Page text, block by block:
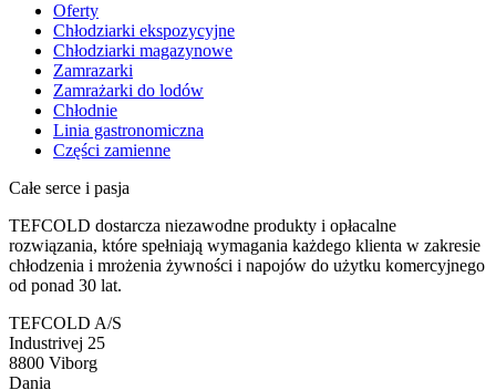
Oferty
Chłodziarki ekspozycyjne
Chłodziarki magazynowe
Zamrazarki
Zamrażarki do lodów
Chłodnie
Linia gastronomiczna
Części zamienne
Całe serce i pasja
TEFCOLD dostarcza niezawodne produkty i opłacalne
rozwiązania, które spełniają wymagania każdego klienta w zakresie
chłodzenia i mrożenia żywności i napojów do użytku komercyjnego
od ponad 30 lat.
TEFCOLD A/S
Industrivej 25
8800 Viborg
Dania